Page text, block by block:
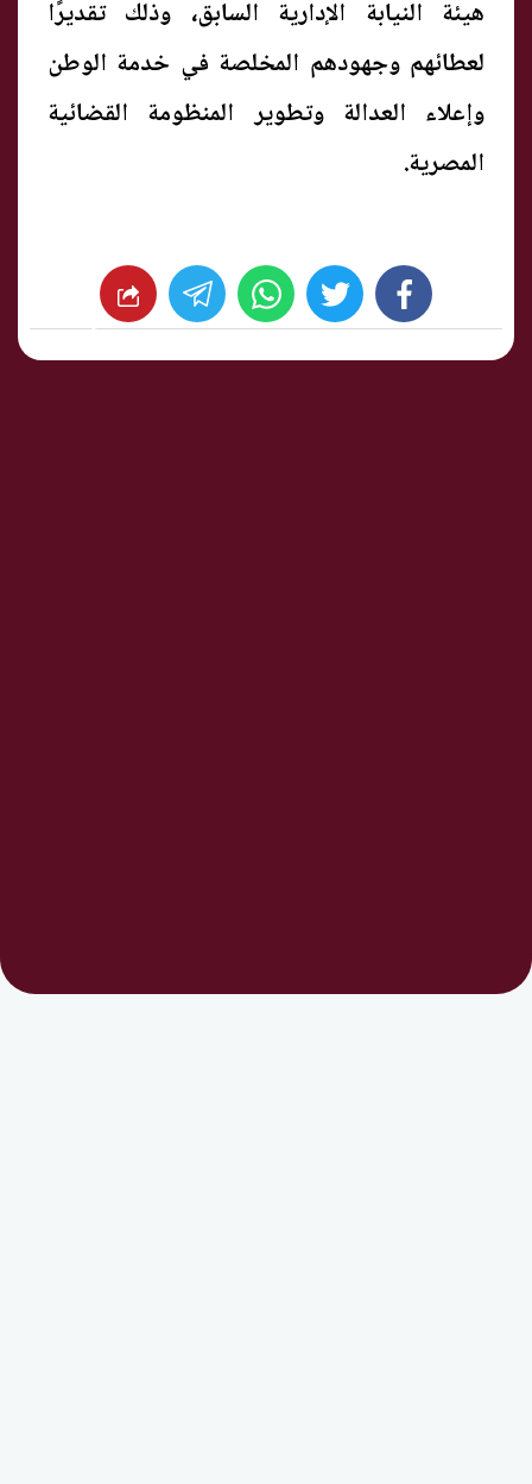
هيئة النيابة الإدارية السابق، وذلك تقديرًا
لعطائهم وجهودهم المخلصة في خدمة الوطن
وإعلاء العدالة وتطوير المنظومة القضائية
المصرية.
facebook
twitter
whats شارك